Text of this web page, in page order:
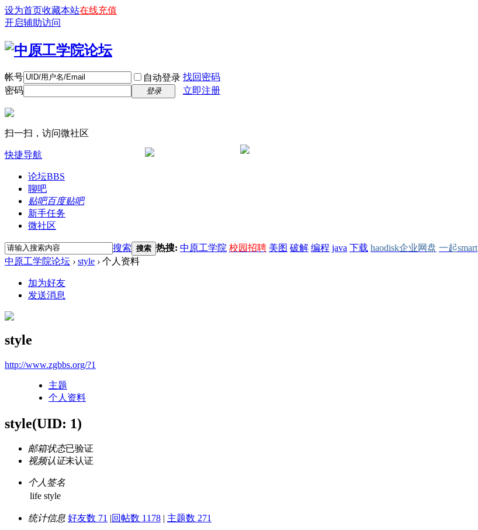
设为首页收藏本站在线充值
开启辅助访问
帐号 自动登录 找回密码
密码
登录 立即注册
扫一扫，访问微社区
快捷导航
论坛BBS
聊吧
贴吧百度贴吧
新手任务
微社区
搜索 搜索 热搜: 中原工学院 校园招聘 美图 破解 编程 java 下载 haodisk企业网盘 一起smart
中原工学院论坛 › style › 个人资料
加为好友
发送消息
style
http://www.zgbbs.org/?1
主题
个人资料
style(UID: 1)
邮箱状态已验证
视频认证未认证
个人签名
life style
统计信息 好友数 71 |回帖数 1178 | 主题数 271